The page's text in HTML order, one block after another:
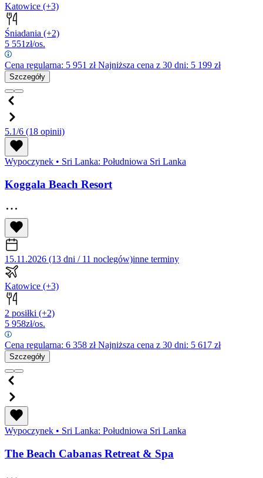
Katowice (+3)
Śniadania (+2)
5 551zł/os.
Cena regularna: 5 951 złNajniższa cena z 30 dni: 5 199 zł
Szczegóły
5.1/6 (18 opinii)
Wypoczynek • Sri Lanka: Południowa Sri Lanka
Koggala Beach Resort
15.11.2026 (13 dni / 11 noclegów)inne terminy
Katowice (+3)
2 posiłki (+2)
5 958zł/os.
Cena regularna: 6 358 złNajniższa cena z 30 dni: 5 617 zł
Szczegóły
Wypoczynek • Sri Lanka: Południowa Sri Lanka
The Beach Cabanas Retreat & Spa